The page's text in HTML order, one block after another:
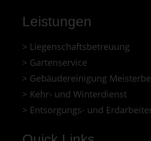
Leistungen
> Liegenschaftsbetreuung
> Gartenservice
> Gebäudereinigung
> Kehr- und Winterdienst
> Entsorgungs- und